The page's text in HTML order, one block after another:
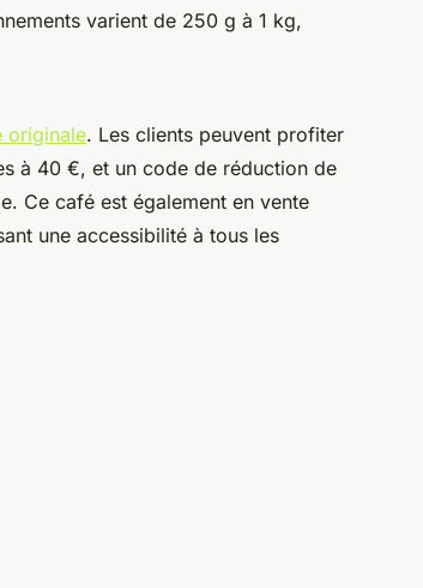
varient de 250 g à 1 kg,
originale. Les clients peuvent profiter
à 40 €, et un code de réduction de
Ce café est également en vente
une accessibilité à tous les